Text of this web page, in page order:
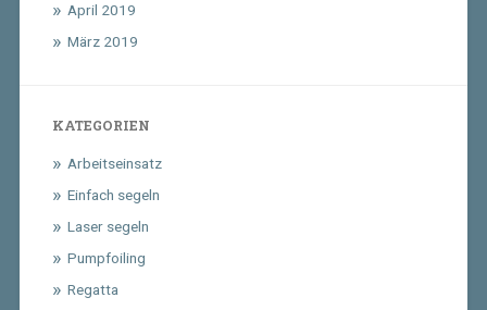
April 2019
März 2019
KATEGORIEN
Arbeitseinsatz
Einfach segeln
Laser segeln
Pumpfoiling
Regatta